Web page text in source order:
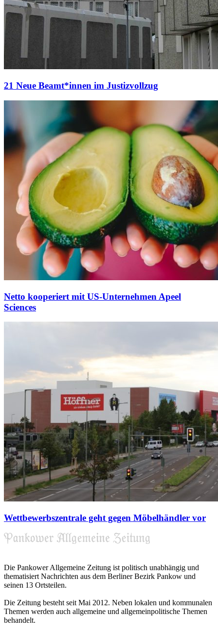
21 Neue Beamt*innen im Justizvollzug
Netto kooperiert mit US-Unternehmen Apeel
Sciences
Wettbewerbszentrale geht gegen Möbelhändler vor
Die Pankower Allgemeine Zeitung ist politisch unabhängig und
thematisiert Nachrichten aus dem Berliner Bezirk Pankow und
seinen 13 Ortsteilen.
Die Zeitung besteht seit Mai 2012. Neben lokalen und kommunalen
Themen werden auch allgemeine und allgemeinpolitische Themen
behandelt.